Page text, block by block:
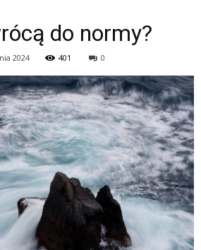
do normy?
2024 401 0